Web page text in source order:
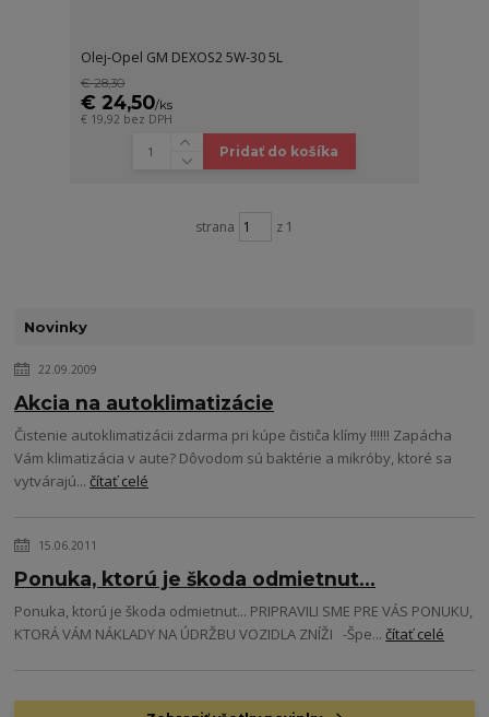
Olej-Opel GM DEXOS2 5W-30 5L
€ 28,30
€ 24,50/ks
€ 19,92 bez DPH
Pridať do košíka
strana z 1
Novinky
22.09.2009
Akcia na autoklimatizácie
Čistenie autoklimatizácii zdarma pri kúpe čističa klímy !!!!!! Zapácha
Vám klimatizácia v aute? Dôvodom sú baktérie a mikróby, ktoré sa
vytvárajú...čítať celé
15.06.2011
Ponuka, ktorú je škoda odmietnut...
Ponuka, ktorú je škoda odmietnut... PRIPRAVILI SME PRE VÁS PONUKU,
KTORÁ VÁM NÁKLADY NA ÚDRŽBU VOZIDLA ZNÍŽI -Špe...čítať celé